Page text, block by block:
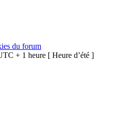
du forum
+ 1 heure [ Heure d’été ]